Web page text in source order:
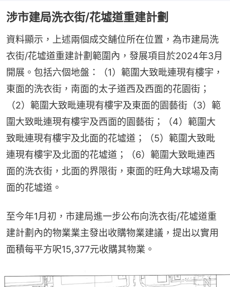
涉市建局洗衣街/花墟道重建計劃
資料顯示，上述兩個成交舖位所在位置，為市建局洗
衣街/花墟道重建計劃範圍內，發展項目於2024年3月
開展。包括六個地盤：（1）範圍大致毗連現有樓宇，
東面的洗衣街，南面的太子道西及西面的花園街；
（2）範圍大致毗連現有樓宇及東面的園藝街（3）範
圍大致毗連現有樓宇及西面的園藝街；（4）範圍大
致毗連現有樓宇及北面的花墟道；（5）範圍大致毗
連現有樓宇及北面的花墟道；（6）範圍大致毗連西
面的洗衣街，北面的界限街，東面的旺角大球場及南
面的花墟道。
至今年1月初，市建局進一步公布向洗衣街/花墟道重
建計劃內的物業業主發出收購物業建議，提出以實用
面積每平方呎15,377元收購其物業。